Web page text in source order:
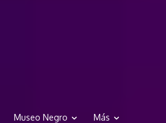
Museo Negro Más